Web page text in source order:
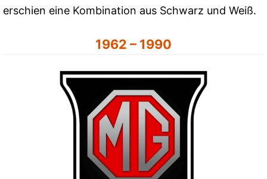
erschien eine Kombination aus Schwarz und Weiß.
1962 – 1990